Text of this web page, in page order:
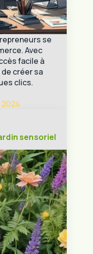
se
Avec
facile à
créer sa
clics.
2024
sensoriel